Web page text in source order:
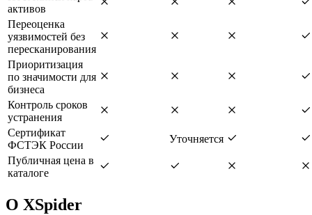
активов
Переоценка
уязвимостей без
пересканирования
Приоритизация
по значимости для
бизнеса
Контроль сроков
устранения
Сертификат
ФСТЭК России
Уточняется
Публичная цена в
каталоге
О XSpider